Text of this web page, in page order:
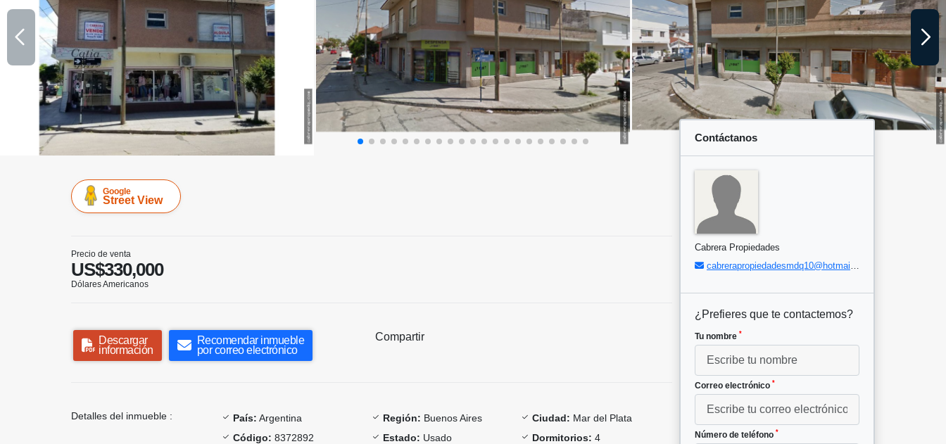
Google
Street View
Precio de venta
US$330,000
Dólares Americanos
Descargar
información
Recomendar inmueble
por correo electrónico
Compartir
Detalles del inmueble : País: Argentina Región: Buenos Aires Ciudad: Mar del Plata
Código: 8372892 Estado: Usado Dormitorios: 4
Contáctanos
Cabrera Propiedades
cabrerapropiedadesmdq10@hotmail.com
¿Prefieres que te contactemos?
Tu nombre *
Correo electrónico *
Número de teléfono *